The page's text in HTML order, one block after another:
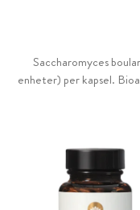
Saccharomyces
enheter) per kapsel.